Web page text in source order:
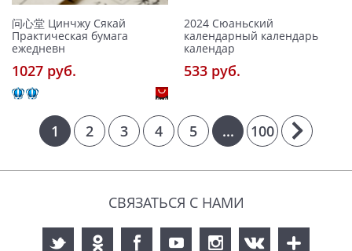
问心堂 Цинчжу Сякай
Практическая бумага
ежедневн
1027 pуб.
2024 Сюаньский
календарный календарь
календар
533 pуб.
1 2 3 4 5 ... 100
СВЯЗАТЬСЯ С НАМИ